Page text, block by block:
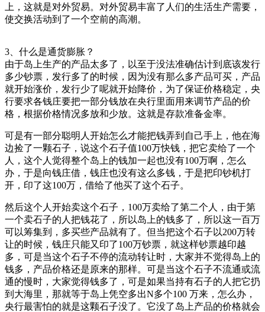
上，这就是对外贸易。对外贸易丰富了人们的生活生产需要，
使交换活动到了一个空前的高潮。
3、什么是通货膨胀？
由于岛上生产的产品太多了，以至于没法准确估计到底该发行
多少钞票，发行多了的时候，因为没有那么多产品可买，产品
就开始涨价，发行少了呢就开始降价，为了保证价格稳定，央
行要求各钱庄要把一部分钱放在央行里面用来调节产品的价
格，根据价格情况多放和少放。这就是存款准备金率。
可是有一部分聪明人开始怎么才能把钱弄到自己手上，他在海
边捡了一颗石子，说这个石子值100万快钱，把它卖给了一个
人，这个人觉得整个岛上的钱加一起也没有100万啊，怎么
办，于是向钱庄借，钱庄也没有这么多钱，于是把印钞机打
开，印了这100万，借给了他买了这个石子。
然后这个人开始卖这个石子，100万卖给了第二个人，由于第
一个卖石子的人把钱花了，所以岛上的钱多了，所以这一百万
可以筹集到，多买些产品就有了。但当把这个石子以200万转
让的时候，钱庄只能又印了100万钞票，就这样钞票越印越
多，可是当这个石子不停的流动转让时，大家并不觉得岛上的
钱多，产品价格还是原来的那样。可是当这个石子不流通或流
通的慢时，大家觉得钱多了，可是如果当持有石子的人把它扔
到大海里，那就等于岛上凭空多出N多个100 万来，怎么办，
央行最害怕的就是这颗石子没了。它没了岛上产品的价格就会